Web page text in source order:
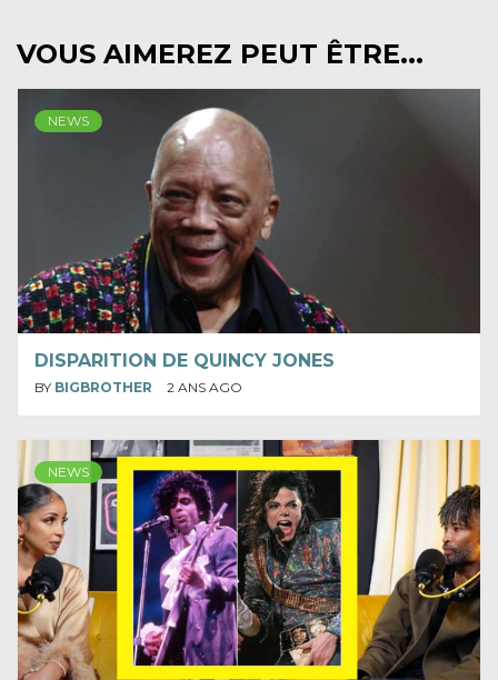
VOUS AIMEREZ PEUT ÊTRE...
NEWS
DISPARITION DE QUINCY JONES
BY BIGBROTHER 2 ANS AGO
NEWS